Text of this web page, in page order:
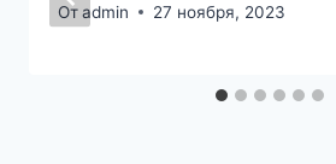
Отadmin 27 ноября, 2023